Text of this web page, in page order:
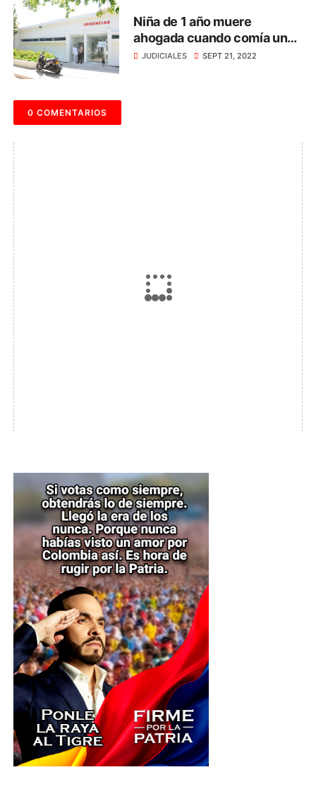
Niña de 1 año muere
ahogada cuando comía un
dulce, en Santa Marta
JUDICIALES SEPT 21, 2022
0 COMENTARIOS